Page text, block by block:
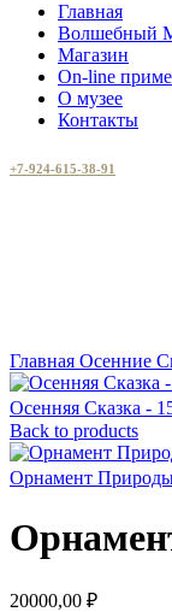
Главная
Волшебный
Магазин
On-line
О музее
Контакты
+7-924-615-38-91
Главная Осенние
Осенняя Сказка -
Back to products
Орнамент
20000,00 ₽